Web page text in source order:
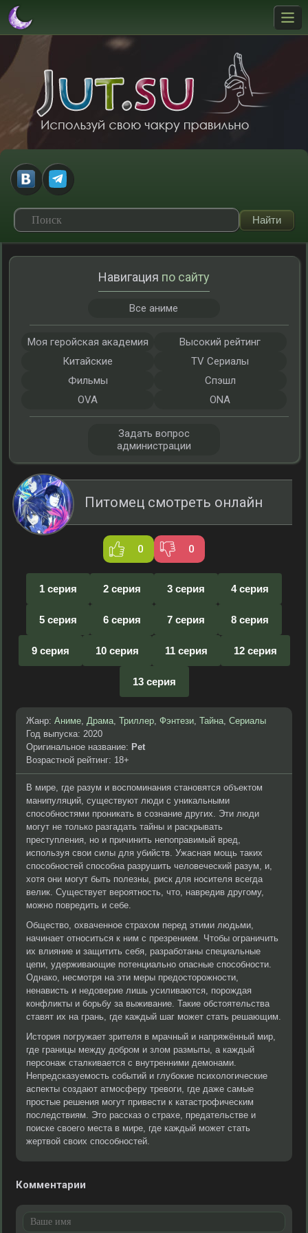
Питомец смотреть онлайн
0 0
1 серия 2 серия 3 серия 4 серия
5 серия 6 серия 7 серия 8 серия
9 серия 10 серия 11 серия 12 серия
13 серия
Жанр: Аниме, Драма, Триллер, Фэнтези, Тайна, Сериалы
Год выпуска: 2020
Оригинальное название: Pet
Возрастной рейтинг: 18+
В мире, где разум и воспоминания становятся объектом
манипуляций, существуют люди с уникальными
способностями проникать в сознание других. Эти люди
могут не только разгадать тайны и раскрывать
преступления, но и причинить непоправимый вред,
используя свои силы для убийств. Ужасная мощь таких
способностей способна разрушить человеческий разум, и,
хотя они могут быть полезны, риск для носителя всегда
велик. Существует вероятность, что, навредив другому,
можно повредить и себе.
Общество, охваченное страхом перед этими людьми,
начинает относиться к ним с презрением. Чтобы ограничить
их влияние и защитить себя, разработаны специальные
цепи, удерживающие потенциально опасные способности.
Однако, несмотря на эти меры предосторожности,
ненависть и недоверие лишь усиливаются, порождая
конфликты и борьбу за выживание. Такие обстоятельства
ставят их на грань, где каждый шаг может стать решающим.
История погружает зрителя в мрачный и напряжённый мир,
где границы между добром и злом размыты, а каждый
персонаж сталкивается с внутренними демонами.
Непредсказуемость событий и глубокие психологические
аспекты создают атмосферу тревоги, где даже самые
простые решения могут привести к катастрофическим
последствиям. Это рассказ о страхе, предательстве и
поиске своего места в мире, где каждый может стать
жертвой своих способностей.
Комментарии
Навигация по сайту
Все аниме
Моя геройская академия
Высокий рейтинг
Китайские
TV Сериалы
Фильмы
Спэшл
OVA
ONA
Задать вопрос
администрации